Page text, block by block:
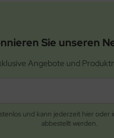
Sie unseren
Angebote und
und kann jederzeit hier oder
abbestellt werden.